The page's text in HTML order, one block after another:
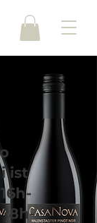
ist